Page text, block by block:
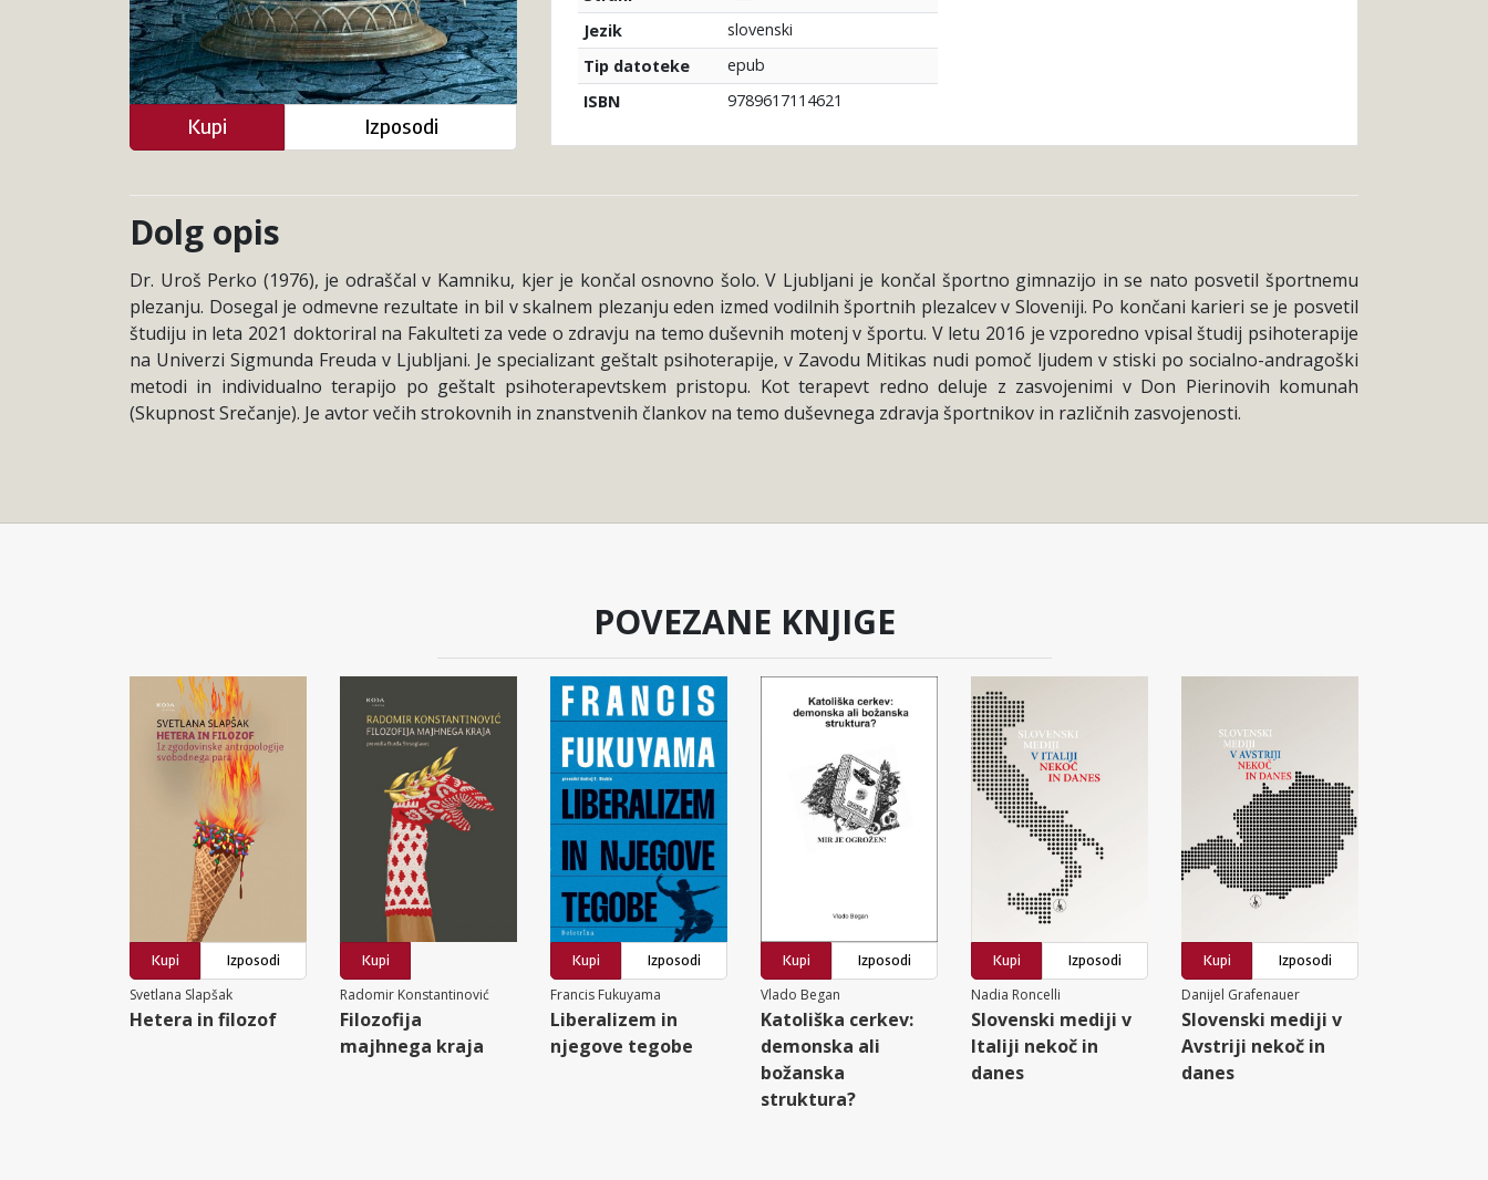
Jezik
slovenski
Tip datoteke
epub
ISBN
9789617114621
Kupi Izposodi
Dolg opis
Dr. Uroš Perko (1976), je odraščal v Kamniku, kjer je končal osnovno šolo. V Ljubljani je končal športno gimnazijo in se nato posvetil športnemu
plezanju. Dosegal je odmevne rezultate in bil v skalnem plezanju eden izmed vodilnih športnih plezalcev v Sloveniji. Po končani karieri se je posvetil
študiju in leta 2021 doktoriral na Fakulteti za vede o zdravju na temo duševnih motenj v športu. V letu 2016 je vzporedno vpisal študij psihoterapije
na Univerzi Sigmunda Freuda v Ljubljani. Je specializant geštalt psihoterapije, v Zavodu Mitikas nudi pomoč ljudem v stiski po socialno-andragoški
metodi in individualno terapijo po geštalt psihoterapevtskem pristopu. Kot terapevt redno deluje z zasvojenimi v Don Pierinovih komunah
(Skupnost Srečanje). Je avtor večih strokovnih in znanstvenih člankov na temo duševnega zdravja športnikov in različnih zasvojenosti.
POVEZANE KNJIGE
Kupi
Izposodi
Svetlana Slapšak
Hetera in filozof
Kupi
Radomir Konstantinović
Filozofija
majhnega kraja
Kupi
Izposodi
Francis Fukuyama
Liberalizem in
njegove tegobe
Kupi
Izposodi
Vlado Began
Katoliška cerkev:
demonska ali
božanska
struktura?
Kupi
Izposodi
Nadia Roncelli
Slovenski mediji v
Italiji nekoč in
danes
Kupi
Izposodi
Danijel Grafenauer
Slovenski mediji v
Avstriji nekoč in
danes